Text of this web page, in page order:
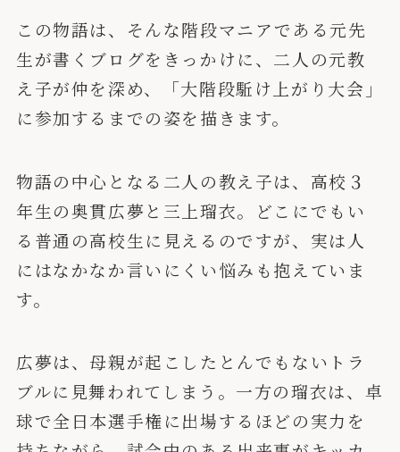
この物語は、そんな階段マニアである元先
生が書くブログをきっかけに、二人の元教
え子が仲を深め、「大階段駈け上がり大会」
に参加するまでの姿を描きます。
物語の中心となる二人の教え子は、高校３
年生の奥貫広夢と三上瑠衣。どこにでもい
る普通の高校生に見えるのですが、実は人
にはなかなか言いにくい悩みも抱えていま
す。
広夢は、母親が起こしたとんでもないトラ
ブルに見舞われてしまう。一方の瑠衣は、卓
球で全日本選手権に出場するほどの実力を